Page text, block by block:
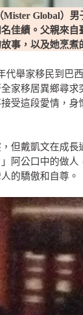
Global）
佳績。父親來
事，以及她烹煮
代舉家移民到巴
家移居異鄉尋
受這段愛情，
但戴凱文在成
阿公口中的做
的驕傲和自尊。